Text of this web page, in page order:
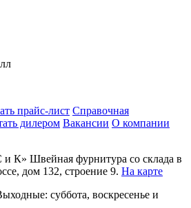
прайс-лист Справочная
дилером Вакансии О компании
К» Швейная фурнитура со склада в
дом 132, строение 9. На карте
суббота, воскресенье и